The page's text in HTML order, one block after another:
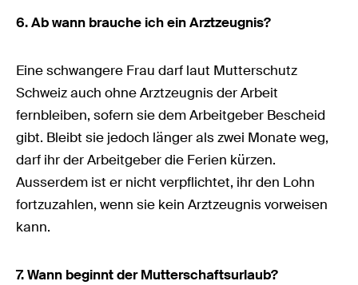
6. Ab wann brauche ich ein Arztzeugnis?
Eine schwangere Frau darf laut Mutterschutz
Schweiz auch ohne Arztzeugnis der Arbeit
fernbleiben, sofern sie dem Arbeitgeber Bescheid
gibt. Bleibt sie jedoch länger als zwei Monate weg,
darf ihr der Arbeitgeber die Ferien kürzen.
Ausserdem ist er nicht verpflichtet, ihr den Lohn
fortzuzahlen, wenn sie kein Arztzeugnis vorweisen
kann.
7. Wann beginnt der Mutterschaftsurlaub?